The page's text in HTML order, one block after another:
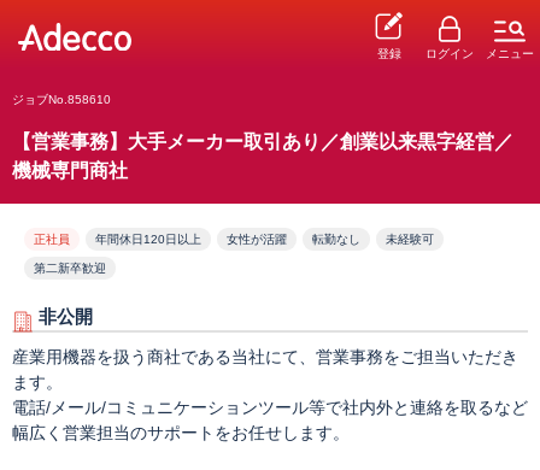
登録 ログイン メニュー
ジョブNo.858610
【営業事務】大手メーカー取引あり／創業以来黒字経営／
機械専門商社
正社員 年間休日120日以上 女性が活躍 転勤なし 未経験可
第二新卒歓迎
非公開
産業用機器を扱う商社である当社にて、営業事務をご担当いただき
ます。
電話/メール/コミュニケーションツール等で社内外と連絡を取るなど
幅広く営業担当のサポートをお任せします。